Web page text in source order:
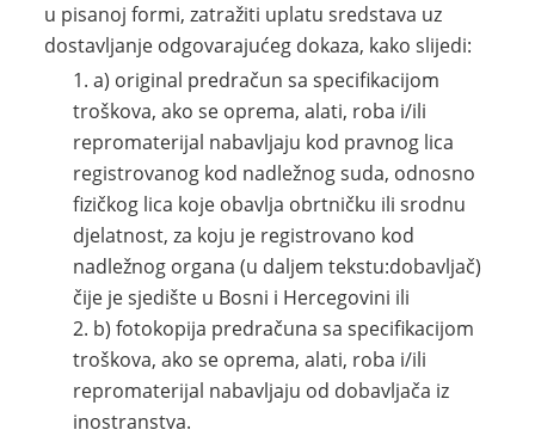
u pisanoj formi, zatražiti uplatu sredstava uz
dostavljanje odgovarajućeg dokaza, kako slijedi:
a) original predračun sa specifikacijom
troškova, ako se oprema, alati, roba i/ili
repromaterijal nabavljaju kod pravnog lica
registrovanog kod nadležnog suda, odnosno
fizičkog lica koje obavlja obrtničku ili srodnu
djelatnost, za koju je registrovano kod
nadležnog organa (u daljem tekstu:dobavljač)
čije je sjedište u Bosni i Hercegovini ili
b) fotokopija predračuna sa specifikacijom
troškova, ako se oprema, alati, roba i/ili
repromaterijal nabavljaju od dobavljača iz
inostranstva.